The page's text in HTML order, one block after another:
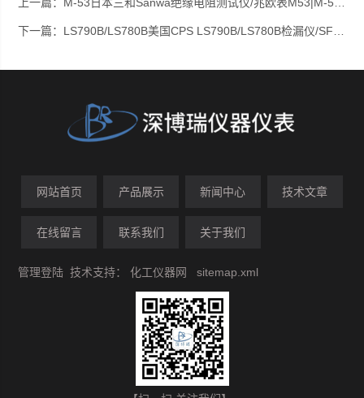
下一篇： LS790B/LS780B美国CPS LS790B/LS780B检漏仪/SF6定性气体检漏仪
网站首页 产品展示 新闻中心 技术文章
在线留言 联系我们 关于我们
管理登陆 技术支持：化工仪器网 sitemap.xml